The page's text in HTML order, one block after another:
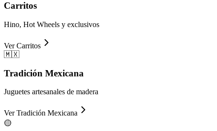
Carritos
Hino, Hot Wheels y exclusivos
VerCarritos
🇲🇽
Tradición Mexicana
Juguetes artesanales de madera
VerTradición Mexicana
🟡